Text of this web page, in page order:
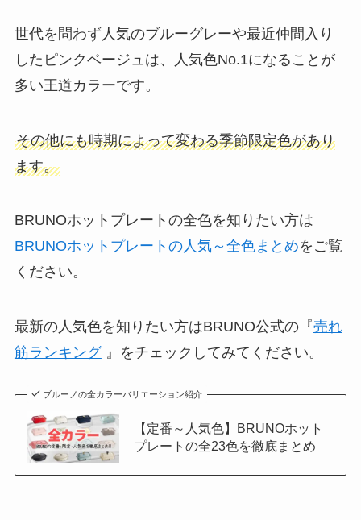
世代を問わず人気のブルーグレーや最近仲間入り
したピンクベージュは、人気色No.1になることが
多い王道カラーです。
その他にも時期によって変わる季節限定色があり
ます。
BRUNOホットプレートの全色を知りたい方は
BRUNOホットプレートの人気～全色まとめをご覧
ください。
最新の人気色を知りたい方はBRUNO公式の『売れ
筋ランキング』をチェックしてみてください。
ブルーノの全カラーバリエーション紹介
【定番～人気色】BRUNOホット
プレートの全23色を徹底まとめ